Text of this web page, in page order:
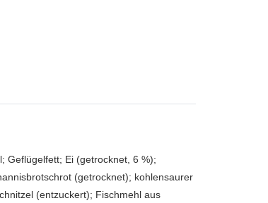
Geflügelfett; Ei (getrocknet, 6 %);
(getrocknet); kohlensaurer
(entzuckert); Fischmehl aus